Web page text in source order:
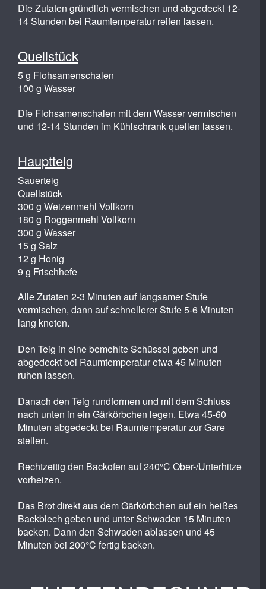
Die Zutaten gründlich vermischen und abgedeckt 12-
14 Stunden bei Raumtemperatur reifen lassen.
Quellstück
5 g Flohsamenschalen
100 g Wasser
Die Flohsamenschalen mit dem Wasser vermischen
und 12-14 Stunden im Kühlschrank quellen lassen.
Hauptteig
Sauerteig
Quellstück
300 g Weizenmehl Vollkorn
180 g Roggenmehl Vollkorn
300 g Wasser
15 g Salz
12 g Honig
9 g Frischhefe
Alle Zutaten 2-3 Minuten auf langsamer Stufe
vermischen, dann auf schnellerer Stufe 5-6 Minuten
lang kneten.
Den Teig in eine bemehlte Schüssel geben und
abgedeckt bei Raumtemperatur etwa 45 Minuten
ruhen lassen.
Danach den Teig rundformen und mit dem Schluss
nach unten in ein Gärkörbchen legen. Etwa 45-60
Minuten abgedeckt bei Raumtemperatur zur Gare
stellen.
Rechtzeitig den Backofen auf 240°C Ober-/Unterhitze
vorheizen.
Das Brot direkt aus dem Gärkörbchen auf ein heißes
Backblech geben und unter Schwaden 15 Minuten
backen. Dann den Schwaden ablassen und 45
Minuten bei 200°C fertig backen.